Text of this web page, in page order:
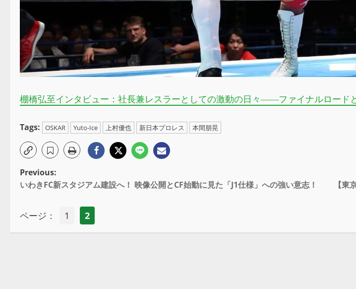
棚橋弘至インタビュー：社長兼レスラーとしての激動の日々――ファイナルロード
Tags: OSKAR Yuto-Ice 上村優也 新日本プロレス 本間朋晃
Previous:
いわきFC新スタジアム建設へ！ 映像公開とCF始動に見た「J1仕様」への強い意志！
【
ページ： 1 2